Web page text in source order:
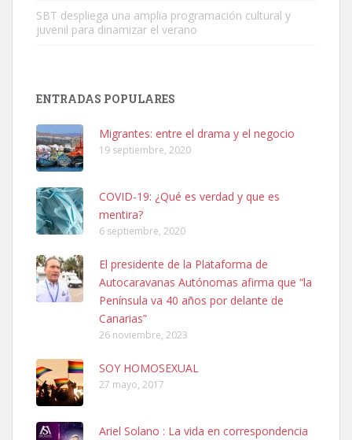
06/07/2025 ZONA MESA Y LOPEZ. ES MUY ASUSTADIZO
Leales.org » Gran Canaria
Ninfa perdida
El día 5 se los perdió una ninfa papillera, asustada tiene miedo a la
calle, se perdió por la zon...
Leales.org » Gran Canaria
6.7.2025
Adopcion
SBT despliega una amplia programación cultural y
juvenil para dinamizar el verano
ENTRADAS POPULARES
Migrantes: entre el drama y el negocio
19 septiembre, 2020
COVID-19: ¿Qué es verdad y que es
mentira?
6 septiembre, 2020
El presidente de la Plataforma de
Autocaravanas Autónomas afirma que “la
Península va 40 años por delante de
Canarias”
26 noviembre, 2023
SOY HOMOSEXUAL
27 mayo, 2017
Ariel Solano : La vida en correspondencia